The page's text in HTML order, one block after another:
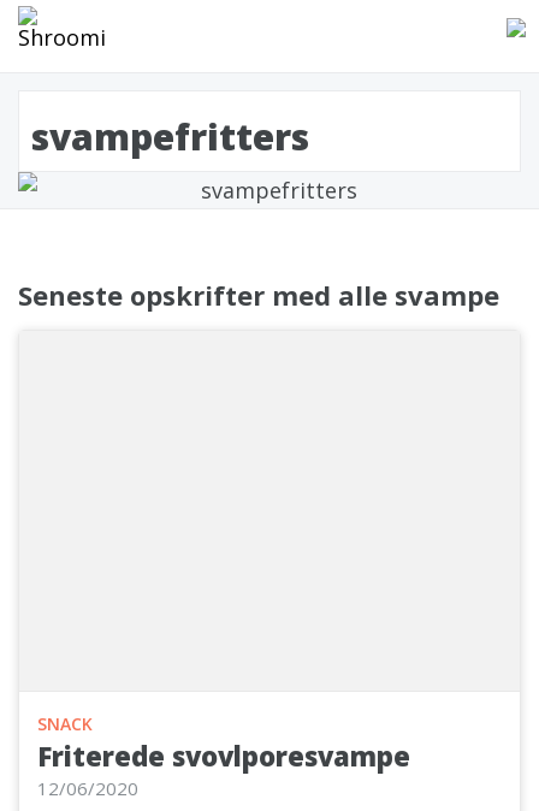
svampefritters
Seneste opskrifter med alle svampe
SNACK
Friterede svovlporesvampe
12/06/2020